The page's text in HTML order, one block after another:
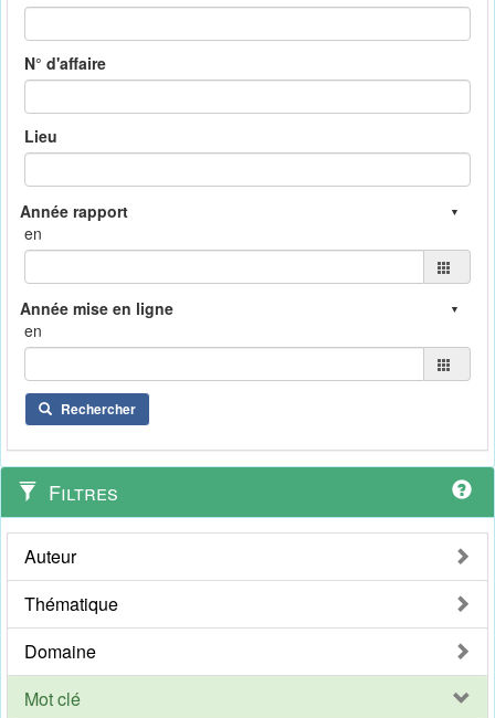
N° d'affaire
Lieu
en
en
Rechercher
Filtres
Auteur
Thématique
Domaine
Mot clé